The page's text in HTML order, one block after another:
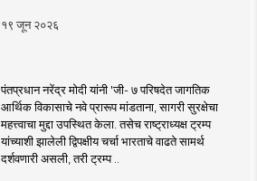
१९ जून २०२६
पंतप्रधान नरेंद्र मोदी यांनी 'जी- ७ परिषदेत जागतिक
आर्थिक विकासाचे नवे प्रारूप मांडताना, सागरी सुरक्षेचा
महत्त्वाचा मुद्दा उपस्थित केला. तसेच राष्ट्राध्यक्ष ट्रम्प
यांच्याशी झालेली द्विपक्षीय चर्चा भारताचे वाढते सामर्थ
दर्शवणारी असली, तरी ट्रम्प ..